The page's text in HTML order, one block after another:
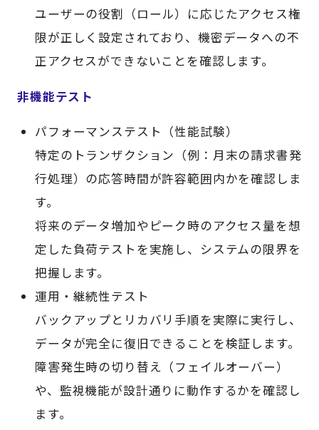
ユーザーの役割（ロール）に応じたアクセス権
限が正しく設定されており、機密データへの不
正アクセスができないことを確認します。
非機能テスト
パフォーマンステスト（性能試験）
特定のトランザクション（例：月末の請求書発
行処理）の応答時間が許容範囲内かを確認しま
す。
将来のデータ増加やピーク時のアクセス量を想
定した負荷テストを実施し、システムの限界を
把握します。
運用・継続性テスト
バックアップとリカバリ手順を実際に実行し、
データが完全に復旧できることを検証します。
障害発生時の切り替え（フェイルオーバー）
や、監視機能が設計通りに動作するかを確認し
ます。